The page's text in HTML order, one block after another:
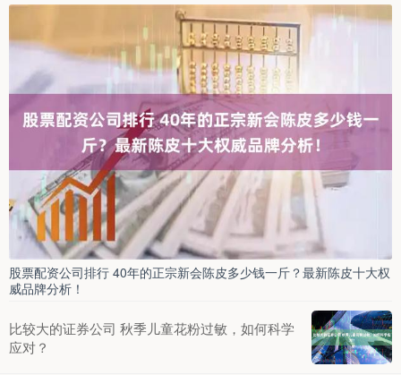
股票配资公司排行 40年的正宗新会陈皮多少钱一斤？最新陈皮十大权
威品牌分析！
比较大的证券公司 秋季儿童花粉过敏，如何科学
应对？